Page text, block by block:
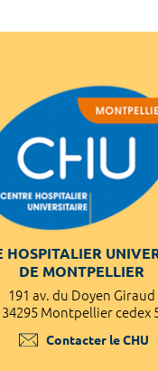
HOSPITALIER
DE MONTPELLIER
191 av. du Doyen Giraud
34295 Montpellier cedex
Contacter le CHU